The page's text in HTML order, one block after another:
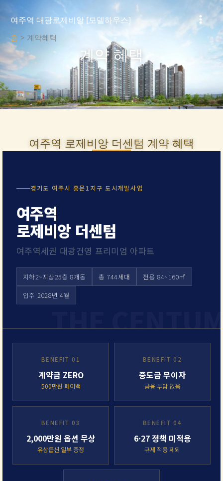
로
건
너
뛰
기
여주역 대광로제비앙 [모델하우스]
홈 계약혜택
계약 혜택
여주역 로제비앙 더센텀 계약 혜택
경기도 여주시 홍문1지구 도시개발사업
여주역
로제비앙 더센텀
여주역세권 대광건영 프리미엄 아파트
지하2~지상25층 8개동 총 744세대
전용 84~160㎡
입주 2028년 4월
BENEFIT 01
계약금 ZERO
500만원 페이백
BENEFIT 02
중도금 무이자
금융 부담 없음
BENEFIT 03
2,000만원 옵션 무상
유상옵션 일부 증정
BENEFIT 04
6·27 정책 미적용
규제 적용 제외